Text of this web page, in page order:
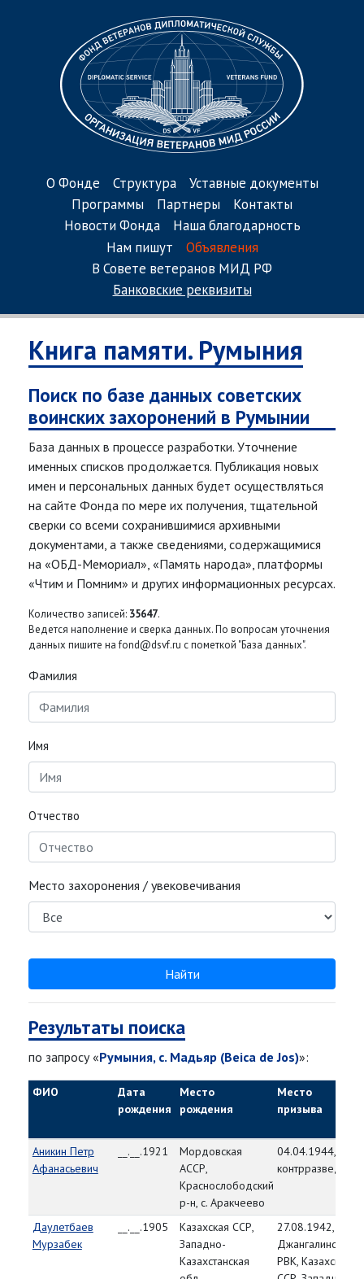
О Фонде Структура
Уставные документы
Программы
Партнеры
Контакты
Новости Фонда
Наша благодарность
Нам пишут
Объявления
В Совете ветеранов МИД РФ
Банковские реквизиты
Книга памяти. Румыния
Поиск по базе данных советских
воинских захоронений в Румынии
База данных в процессе разработки. Уточнение
именных списков продолжается. Публикация новых
имен и персональных данных будет осуществляться
на сайте Фонда по мере их получения, тщательной
сверки со всеми сохранившимися архивными
документами, а также сведениями, содержащимися
на «ОБД-Мемориал», «Память народа», платформы
«Чтим и Помним» и других информационных ресурсах.
Количество записей: 35647.
Ведется наполнение и сверка данных. По вопросам уточнения
данных пишите на fond@dsvf.ru с пометкой "База данных".
Фамилия
Имя
Отчество
Место захоронения / увековечивания
Найти
Результаты поиска
по запросу «Румыния, с. Мадьяр (Beica de Jos)»:
ФИО
Дата
рождения
Место
рождения
Место
призыва
Аникин Петр
Афанасьевич
__.__.1921
Мордовская
АССР,
Краснослободский
р-н, с. Аракчеево
04.04.1944, из
контрразведки
Даулетбаев
Мурзабек
__.__.1905
Казахская ССР,
Западно-
Казахстанская
27.08.1942,
Джангалинский
РВК, Казахская